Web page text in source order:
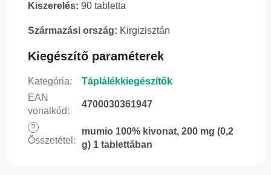
Kiszerelés: 90 tabletta
Származási ország: Kirgizisztán
Kiegészítő paraméterek
Kategória:
Táplálékkiegészítők
EAN
vonalkód:
4700030361947
?
Összetétel :
mumio 100% kivonat, 200 mg (0,2
g) 1 tablettában